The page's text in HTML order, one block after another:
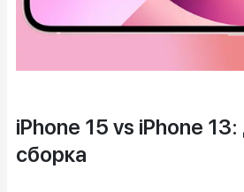
iPhone 15 vs iPhone 13:
сборка